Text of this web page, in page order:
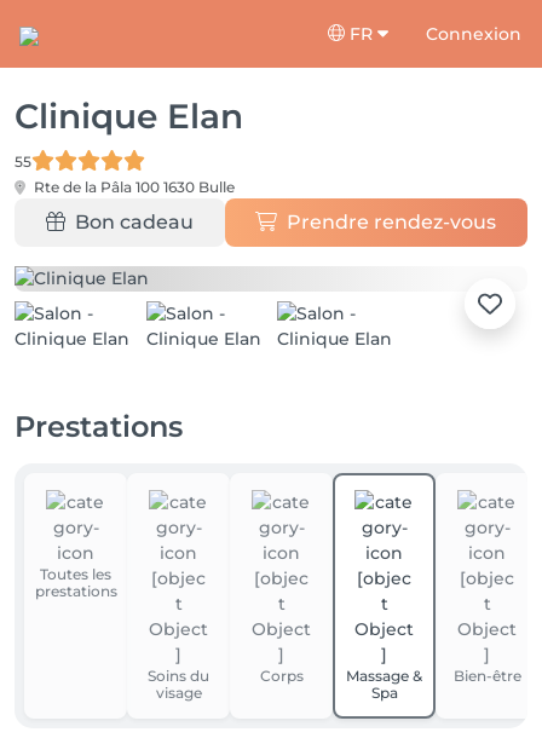
FR Connexion
Clinique Elan
55
Rte de la Pâla 100 1630 Bulle
Bon cadeau Prendre rendez-vous
Prestations
Toutes les
prestations
Soins du
visage
Corps
Massage &
Spa
Bien-être